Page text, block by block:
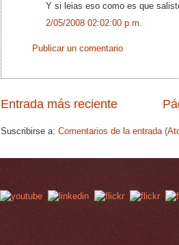
Y si leias eso como es que
2/05/2008 02:02:00 p.m.
Publicar un comentario
Entrada más reciente
Suscribirse a: Comentarios de la entrada